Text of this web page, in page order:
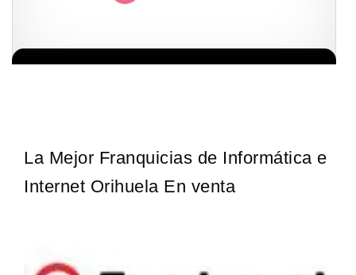
La Mejor Franquicias de Informática e
Internet Orihuela En venta